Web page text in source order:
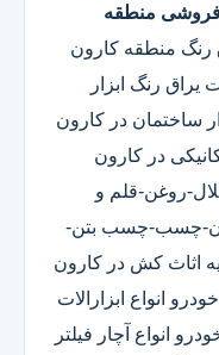
فروشی منطقه
رنگ منطقه کارون
یراق رنگ ابزار
ساختمان در کارون
در کارون
روغن-قلم و
چسب-چسب بتن-
اثاث کش در کارون
انواع ابزارالات
انواع آچار فیلتر